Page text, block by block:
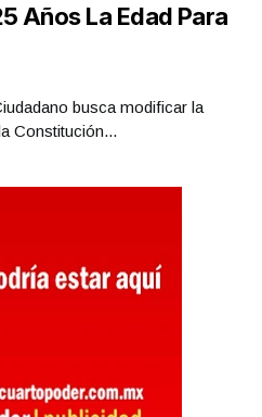
Años La Edad Para
busca modificar la
Constitución...